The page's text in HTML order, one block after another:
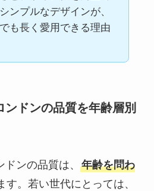
ンプルなデザインが、
も長く愛用できる理由
ドンの品質を年齢層別
ンの品質は、 年齢を問わ
。若い世代にとっては、